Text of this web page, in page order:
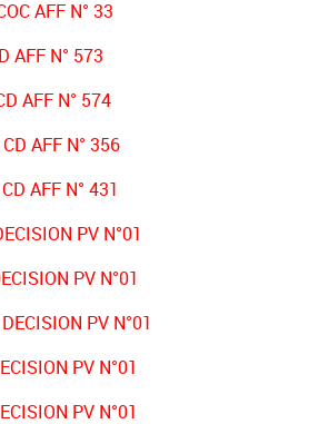
AFF N° 33
AFF N° 573
AFF N° 574
AFF N° 356
AFF N° 431
PV N°01
PV N°01
PV N°01
PV N°01
PV N°01